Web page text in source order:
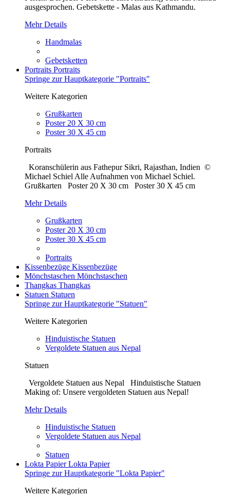
ausgesprochen. Gebetskette - Malas aus Kathmandu.
Mehr Details
Handmalas
Gebetsketten
Portraits Portraits
Springe zur Hauptkategorie "Portraits"
Weitere Kategorien
Grußkarten
Poster 20 X 30 cm
Poster 30 X 45 cm
Portraits
Koranschülerin aus Fathepur Sikri, Rajasthan, Indien ©
Michael Schiel Alle Aufnahmen von Michael Schiel.
Grußkarten Poster 20 X 30 cm Poster 30 X 45 cm
Mehr Details
Grußkarten
Poster 20 X 30 cm
Poster 30 X 45 cm
Portraits
Kissenbezüge Kissenbezüge
Mönchstaschen Mönchstaschen
Thangkas Thangkas
Statuen Statuen
Springe zur Hauptkategorie "Statuen"
Weitere Kategorien
Hinduistische Statuen
Vergoldete Statuen aus Nepal
Statuen
Vergoldete Statuen aus Nepal Hinduistische Statuen
Making of: Unsere vergoldeten Statuen aus Nepal!
Mehr Details
Hinduistische Statuen
Vergoldete Statuen aus Nepal
Statuen
Lokta PapierLokta Papier
Springe zur Hauptkategorie "Lokta Papier"
Weitere Kategorien